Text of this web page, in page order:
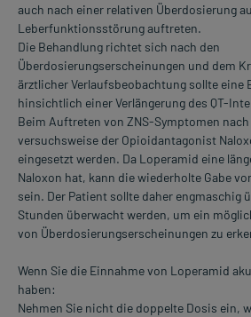
auch nach einer relativen Überdosierung
Leberfunktionsstörung auftreten.
Die Behandlung richtet sich nach den
Überdosierungserscheinungen und dem
ärztlicher Verlaufsbeobachtung sollte eine
hinsichtlich einer Verlängerung des QT-
Beim Auftreten von ZNS-Symptomen
versuchsweise der Opioidantagonist
eingesetzt werden. Da Loperamid eine
Naloxon hat, kann die wiederholte Gabe
sein. Der Patient sollte daher engmaschig
Stunden überwacht werden, um ein
von Überdosierungserscheinungen zu
Wenn Sie die Einnahme von Loperamid
haben:
Nehmen Sie nicht die doppelte Dosis ein,